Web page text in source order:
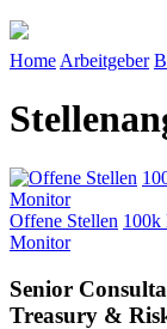
Home Arbeitgeber
Offene Stellen
Monitor
Offene Stellen 100k
Monitor
Senior
Treasury &